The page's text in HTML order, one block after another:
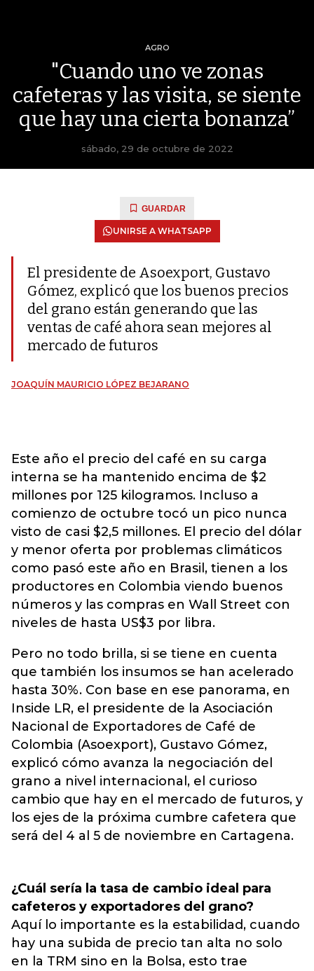
AGRO
"Cuando uno ve zonas
cafeteras y las visita, se siente
que hay una cierta bonanza”
sábado, 29 de octubre de 2022
GUARDAR
UNIRSE A WHATSAPP
El presidente de Asoexport, Gustavo
Gómez, explicó que los buenos precios
del grano están generando que las
ventas de café ahora sean mejores al
mercado de futuros
JOAQUÍN MAURICIO LÓPEZ BEJARANO
Este año el precio del café en su carga
interna se ha mantenido encima de $2
millones por 125 kilogramos. Incluso a
comienzo de octubre tocó un pico nunca
visto de casi $2,5 millones. El precio del dólar
y menor oferta por problemas climáticos
como pasó este año en Brasil, tienen a los
productores en Colombia viendo buenos
números y las compras en Wall Street con
niveles de hasta US$3 por libra.
Pero no todo brilla, si se tiene en cuenta
que también los insumos se han acelerado
hasta 30%. Con base en ese panorama, en
Inside LR, el presidente de la Asociación
Nacional de Exportadores de Café de
Colombia (Asoexport), Gustavo Gómez,
explicó cómo avanza la negociación del
grano a nivel internacional, el curioso
cambio que hay en el mercado de futuros, y
los ejes de la próxima cumbre cafetera que
será del 4 al 5 de noviembre en Cartagena.
¿Cuál sería la tasa de cambio ideal para
cafeteros y exportadores del grano?
Aquí lo importante es la estabilidad, cuando
hay una subida de precio tan alta no solo
en la TRM sino en la Bolsa, esto trae